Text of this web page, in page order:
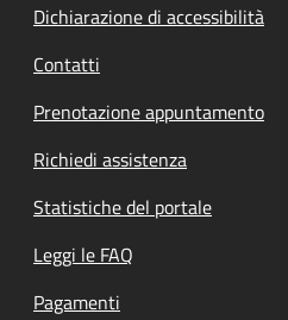
Dichiarazione di accessibilità
Contatti
Prenotazione appuntamento
Richiedi assistenza
Statistiche del portale
Leggi le FAQ
Pagamenti